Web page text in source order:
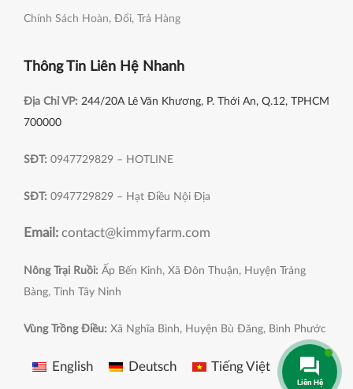
Chính Sách Hoàn, Đổi, Trả Hàng
Thông Tin Liên Hệ Nhanh
Địa Chỉ VP: 244/20A Lê Văn Khương, P. Thới An, Q.12, TPHCM
700000
SĐT: 0947729829 – HOTLINE
SĐT: 0947729829 – Hạt Điều Nội Địa
Email: contact@kimmyfarm.com
Nông Trại Ruồi: Ấp Bến Kinh, Xã Đôn Thuận, Huyện Trảng
Bàng, Tỉnh Tây Ninh
Vùng Trồng Điều: Xã Nghĩa Bình, Huyện Bù Đăng, Bình Phước
English Deutsch Tiếng Việt
Liên Hệ